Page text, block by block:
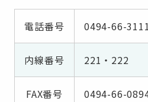
電話番号 0494-66-3111
内線番号 221・222
FAX番号 0494-66-